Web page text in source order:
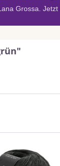
Grossa. Jetzt